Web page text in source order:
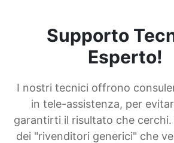
Supporto
Esperto!
I nostri tecnici offrono
in tele-assistenza, per
garantirti il risultato che
dei "rivenditori generici" che